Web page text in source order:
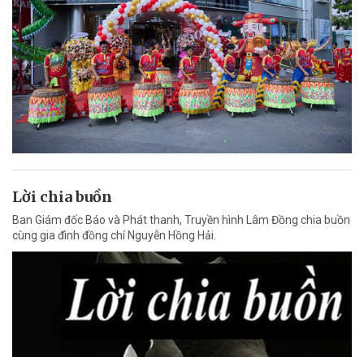
Lời chia buồn
Ban Giám đốc Báo và Phát thanh, Truyền hình Lâm Đồng chia buồn
cùng gia đình đồng chí Nguyễn Hồng Hải.